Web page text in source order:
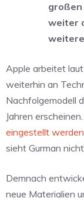
weiter
Apple arbeitet
weiterhin an
Nachfolgemodell
Jahren
eingestellt werden
sieht Gurman
Demnach
neue Materialien